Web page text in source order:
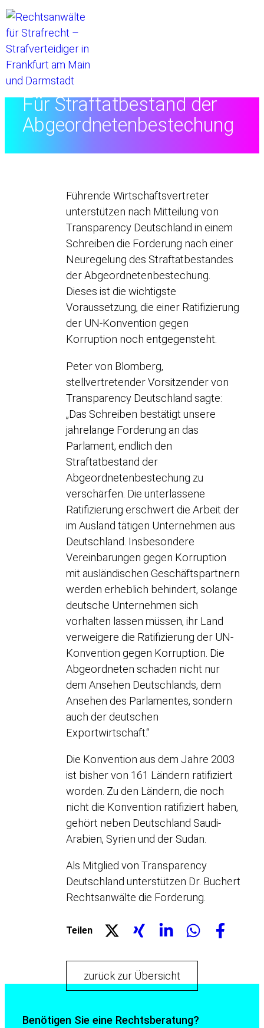
Für Straftatbestand der
Abgeordnetenbestechung
Führende Wirtschaftsvertreter
unterstützen nach Mitteilung von
Transparency Deutschland in einem
Schreiben die Forderung nach einer
Neuregelung des Straftatbestandes
der Abgeordnetenbestechung.
Dieses ist die wichtigste
Voraussetzung, die einer Ratifizierung
der UN-Konvention gegen
Korruption noch entgegensteht.
Peter von Blomberg,
stellvertretender Vorsitzender von
Transparency Deutschland sagte:
„Das Schreiben bestätigt unsere
jahrelange Forderung an das
Parlament, endlich den
Straftatbestand der
Abgeordnetenbestechung zu
verschärfen. Die unterlassene
Ratifizierung erschwert die Arbeit der
im Ausland tätigen Unternehmen aus
Deutschland. Insbesondere
Vereinbarungen gegen Korruption
mit ausländischen Geschäftspartnern
werden erheblich behindert, solange
deutsche Unternehmen sich
vorhalten lassen müssen, ihr Land
verweigere die Ratifizierung der UN-
Konvention gegen Korruption. Die
Abgeordneten schaden nicht nur
dem Ansehen Deutschlands, dem
Ansehen des Parlamentes, sondern
auch der deutschen
Exportwirtschaft.“
Die Konvention aus dem Jahre 2003
ist bisher von 161 Ländern ratifiziert
worden. Zu den Ländern, die noch
nicht die Konvention ratifiziert haben,
gehört neben Deutschland Saudi-
Arabien, Syrien und der Sudan.
Als Mitglied von Transparency
Deutschland unterstützen Dr. Buchert
Rechtsanwälte die Forderung.
Teilen
zurück zur Übersicht
Benötigen Sie eine Rechtsberatung?